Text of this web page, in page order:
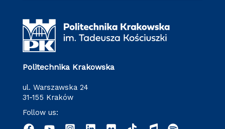
Politechnika Krakowska
ul. Warszawska 24
31-155 Kraków
Follow us: